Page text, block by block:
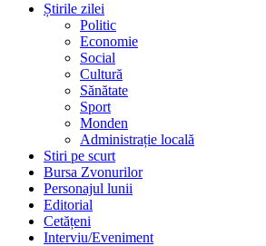
Știrile zilei
Politic
Economie
Social
Cultură
Sănătate
Sport
Monden
Administrație locală
Stiri pe scurt
Bursa Zvonurilor
Personajul lunii
Editorial
Cetățeni
Interviu/Eveniment